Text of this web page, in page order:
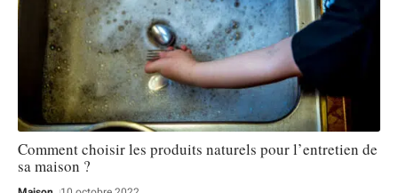
Comment choisir les produits naturels pour l’entretien de
sa maison ?